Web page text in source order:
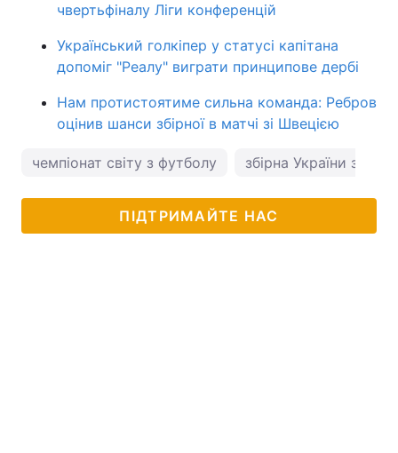
чвертьфіналу Ліги конференцій
Український голкіпер у статусі капітана
допоміг "Реалу" виграти принципове дербі
Нам протистоятиме сильна команда: Ребров
оцінив шанси збірної в матчі зі Швецією
чемпіонат світу з футболу збірна України з
ПІДТРИМАЙТЕ НАС